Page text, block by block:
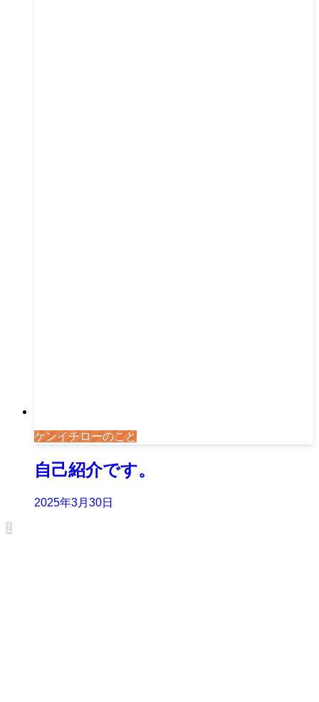
ケンイチローのこと
自己紹介です。
2025年3月30日
1